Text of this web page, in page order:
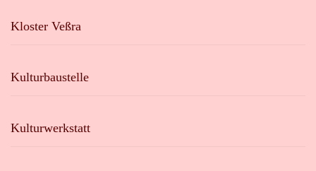
Kloster Veßra
Kulturbaustelle
Kulturwerkstatt